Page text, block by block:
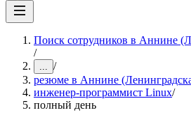
Поиск сотрудников в Аннине
/
... /
резюме в Аннине
инженер-программист Linux/
полный день